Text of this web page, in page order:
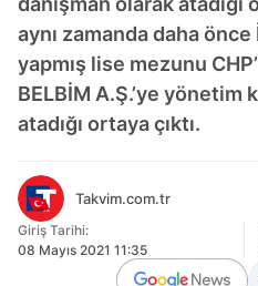
aynı zamanda daha
yapmış lise mezunu
BELBİM A.Ş.’ye
atadığı ortaya çıktı.
Takvim.com.tr
Giriş Tarihi:
08 Mayıs 2021 11:35